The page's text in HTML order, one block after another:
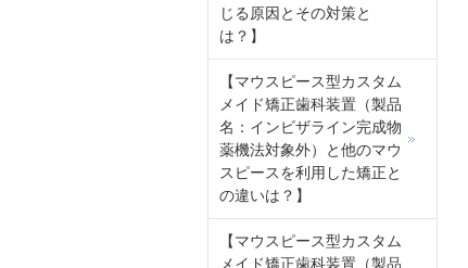
じる原因とその対策と
は？】
【マウスピース型カスタム
メイド矯正歯科装置（製品
名：インビザライン完成物
薬機法対象外）と他のマウ
スピースを利用した矯正と
の違いは？】
【マウスピース型カスタム
メイド矯正歯科装置（製品